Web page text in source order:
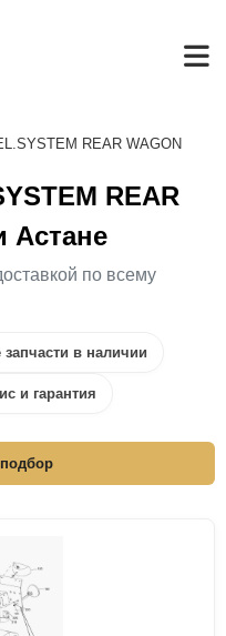
REAR WAGON
REAR
Астане
по всему
запчасти в наличии
и гарантия